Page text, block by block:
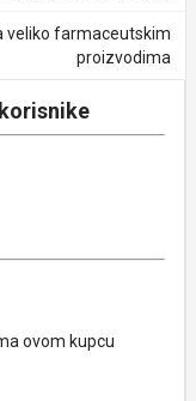
veliko farmaceutskim
proizvodima
ovom kupcu